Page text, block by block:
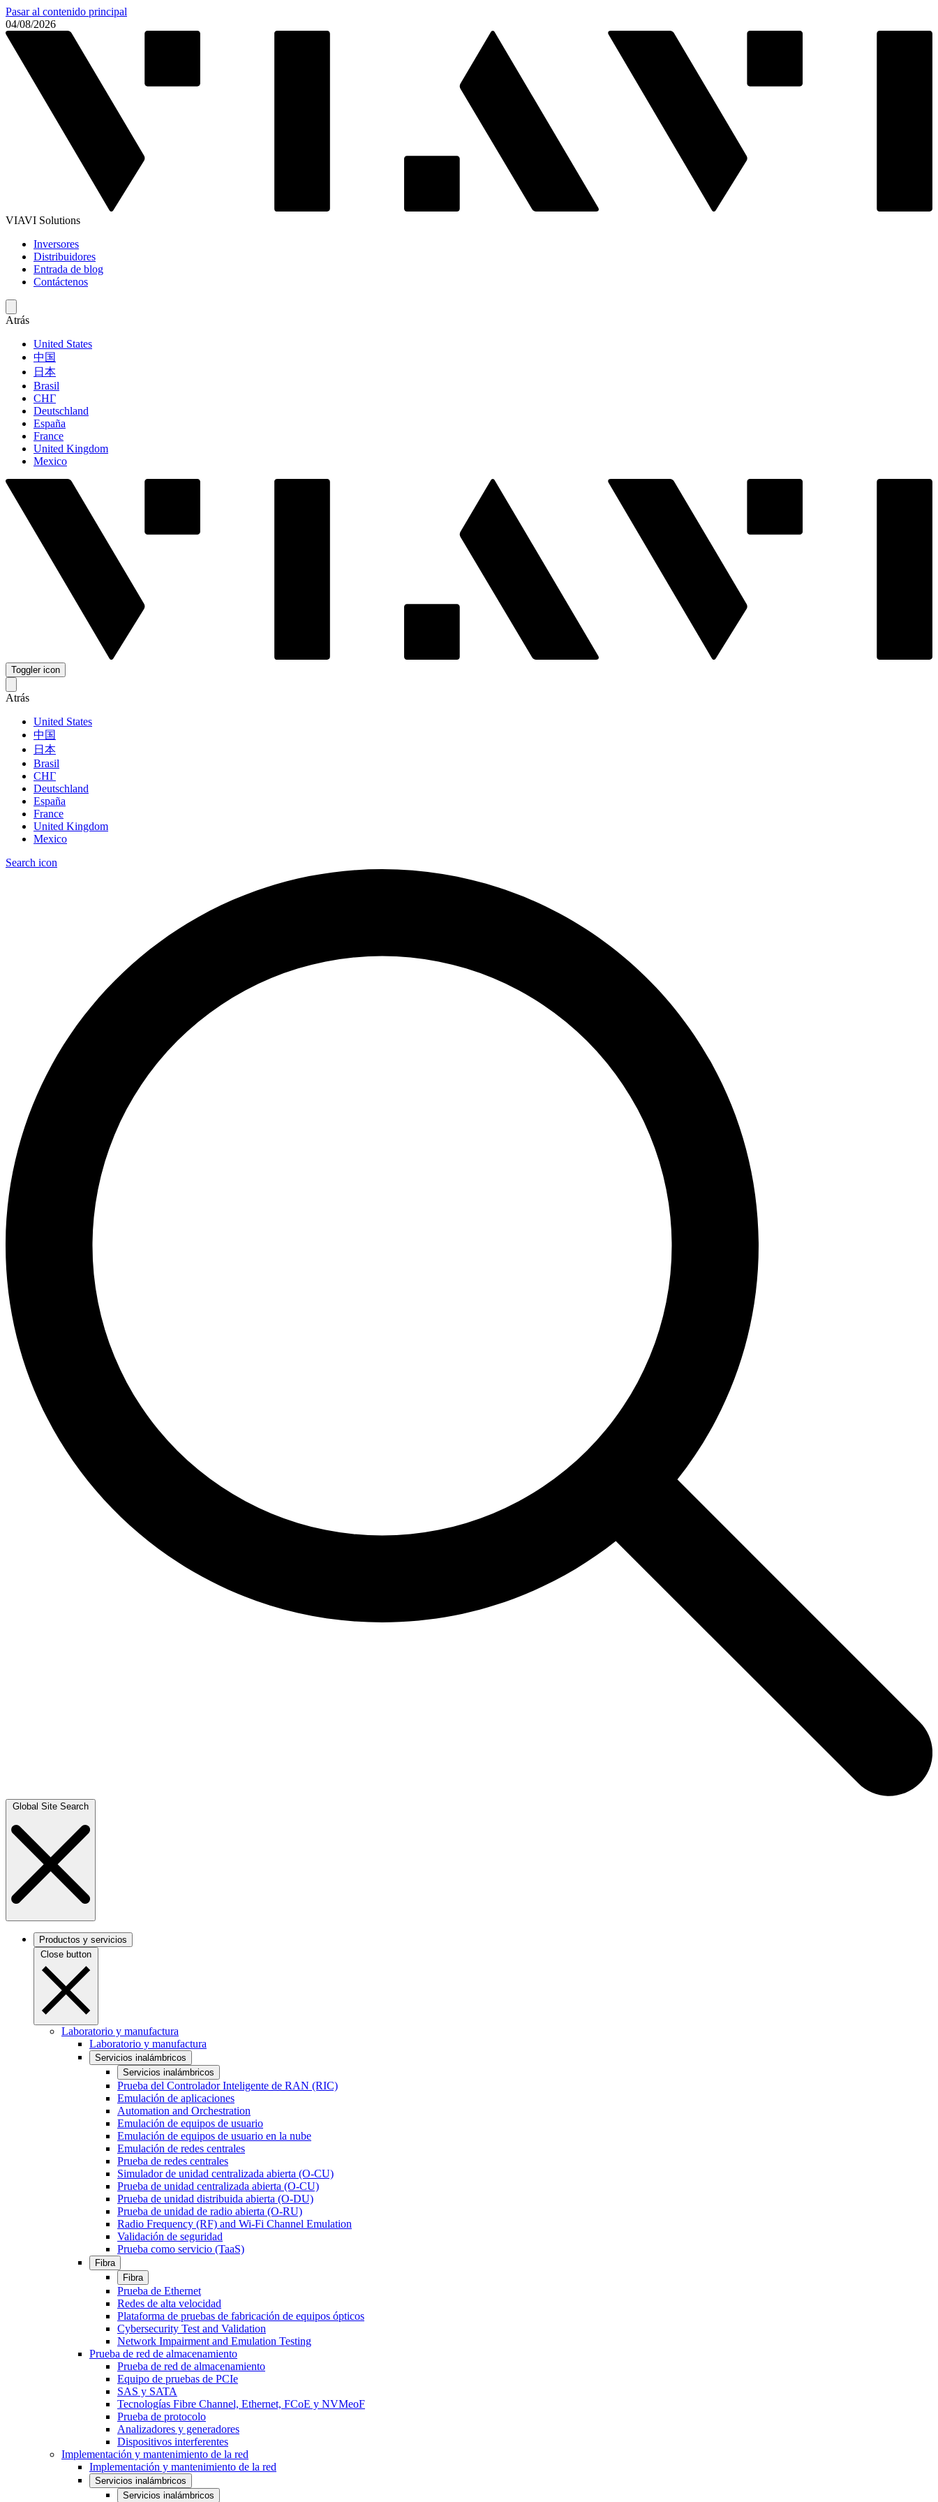
Pasar al contenido principal
04/08/2026
VIAVI Solutions
Inversores
Distribuidores
Entrada de blog
Contáctenos
Atrás
United States
中国
日本
Brasil
СНГ
Deutschland
España
France
United Kingdom
Mexico
Toggler icon
Atrás
United States
中国
日本
Brasil
СНГ
Deutschland
España
France
United Kingdom
Mexico
Search icon
Global Site Search
Productos y servicios
Close button
Laboratorio y manufactura
Laboratorio y manufactura
Servicios inalámbricos
Servicios inalámbricos
Prueba del Controlador Inteligente de RAN (RIC)
Emulación de aplicaciones
Automation and Orchestration
Emulación de equipos de usuario
Emulación de equipos de usuario en la nube
Emulación de redes centrales
Prueba de redes centrales
Simulador de unidad centralizada abierta (O-CU)
Prueba de unidad centralizada abierta (O-CU)
Prueba de unidad distribuida abierta (O-DU)
Prueba de unidad de radio abierta (O-RU)
Radio Frequency (RF) and Wi-Fi Channel Emulation
Validación de seguridad
Prueba como servicio (TaaS)
Fibra
Fibra
Prueba de Ethernet
Redes de alta velocidad
Plataforma de pruebas de fabricación de equipos ópticos
Cybersecurity Test and Validation
Network Impairment and Emulation Testing
Prueba de red de almacenamiento
Prueba de red de almacenamiento
Equipo de pruebas de PCIe
SAS y SATA
Tecnologías Fibre Channel, Ethernet, FCoE y NVMeoF
Prueba de protocolo
Analizadores y generadores
Dispositivos interferentes
Implementación y mantenimiento de la red
Implementación y mantenimiento de la red
Servicios inalámbricos
Servicios inalámbricos